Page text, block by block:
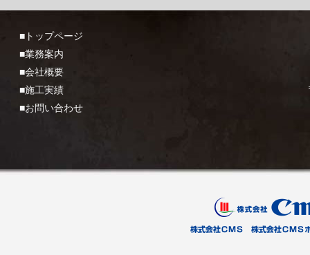
■トップページ
■業務案内
■会社概要
■施工実績
■お問い合わせ